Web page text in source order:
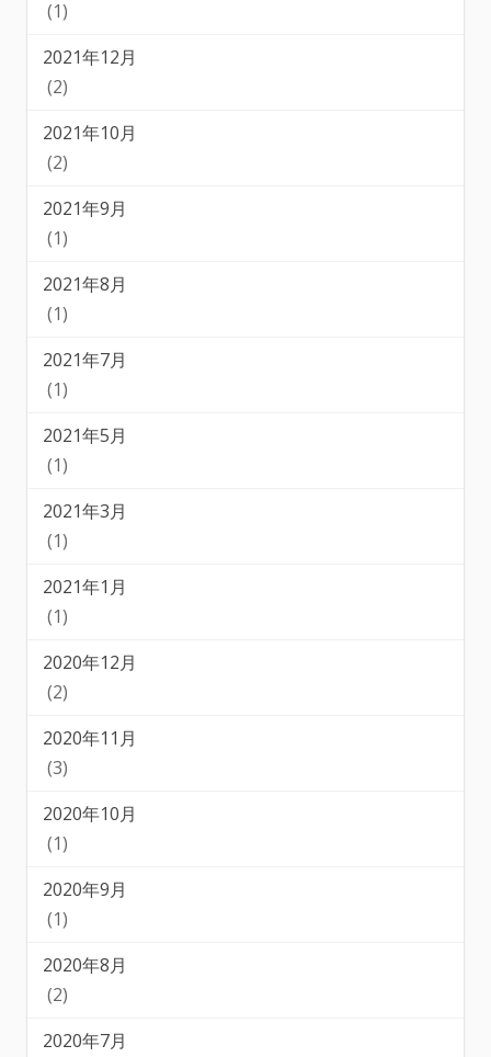
(1)
2021年12月
(2)
2021年10月
(2)
2021年9月
(1)
2021年8月
(1)
2021年7月
(1)
2021年5月
(1)
2021年3月
(1)
2021年1月
(1)
2020年12月
(2)
2020年11月
(3)
2020年10月
(1)
2020年9月
(1)
2020年8月
(2)
2020年7月